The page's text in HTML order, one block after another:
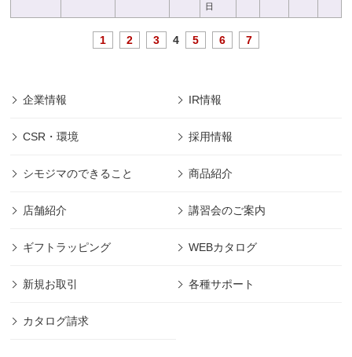
日
1 2 3 4 5 6 7
企業情報 IR情報
CSR・環境 採用情報
シモジマのできること 商品紹介
店舗紹介 講習会のご案内
ギフトラッピング WEBカタログ
新規お取引 各種サポート
カタログ請求